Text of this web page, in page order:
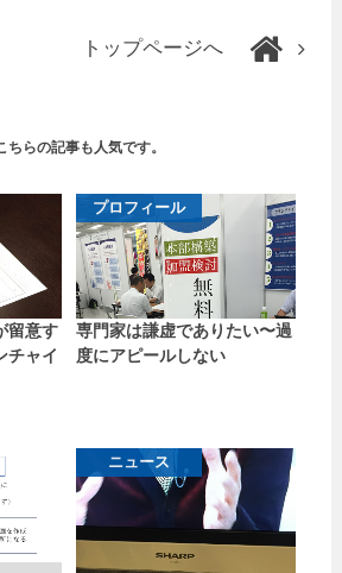
トップページへ
ちらの記事も人気です。
留意す
チャイ
プロフィール
専門家は謙虚でありたい〜過
度にアピールしない
ニュース